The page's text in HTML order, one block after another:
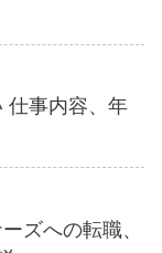
仕事内容、年
ズへの転職、